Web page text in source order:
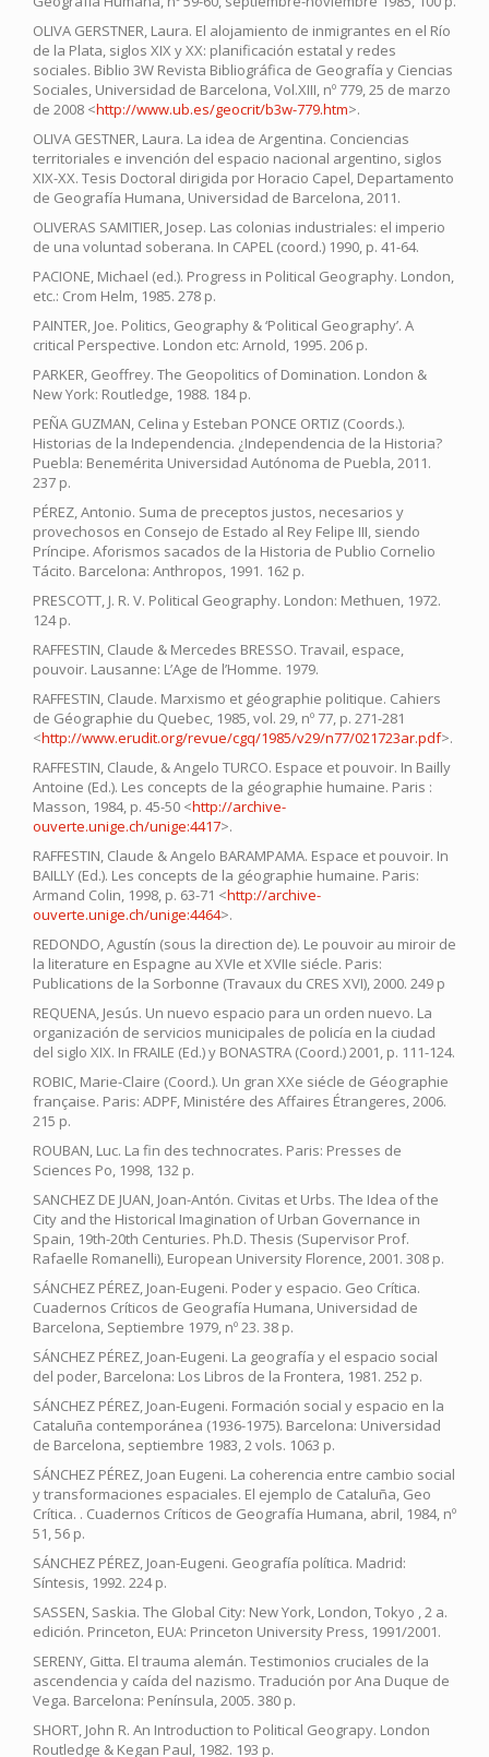
OLIVA GERSTNER, Laura. El alojamiento de inmigrantes en el Río
de la Plata, siglos XIX y XX: planificación estatal y redes
sociales. Biblio 3W Revista Bibliográfica de Geografía y Ciencias
Sociales, Universidad de Barcelona, Vol.XIII, nº 779, 25 de marzo
de 2008 <http://www.ub.es/geocrit/b3w-779.htm>.
OLIVA GESTNER, Laura. La idea de Argentina. Conciencias
territoriales e invención del espacio nacional argentino, siglos
XIX-XX. Tesis Doctoral dirigida por Horacio Capel, Departamento
de Geografía Humana, Universidad de Barcelona, 2011.
OLIVERAS SAMITIER, Josep. Las colonias industriales: el imperio
de una voluntad soberana. In CAPEL (coord.) 1990, p. 41-64.
PACIONE, Michael (ed.). Progress in Political Geography. London,
etc.: Crom Helm, 1985. 278 p.
PAINTER, Joe. Politics, Geography & ‘Political Geography’. A
critical Perspective. London etc: Arnold, 1995. 206 p.
PARKER, Geoffrey. The Geopolitics of Domination. London &
New York: Routledge, 1988. 184 p.
PEÑA GUZMAN, Celina y Esteban PONCE ORTIZ (Coords.).
Historias de la Independencia. ¿Independencia de la Historia?
Puebla: Benemérita Universidad Autónoma de Puebla, 2011.
237 p.
PÉREZ, Antonio. Suma de preceptos justos, necesarios y
provechosos en Consejo de Estado al Rey Felipe III, siendo
Príncipe. Aforismos sacados de la Historia de Publio Cornelio
Tácito. Barcelona: Anthropos, 1991. 162 p.
PRESCOTT, J. R. V. Political Geography. London: Methuen, 1972.
124 p.
RAFFESTIN, Claude & Mercedes BRESSO. Travail, espace,
pouvoir. Lausanne: L’Age de l’Homme. 1979.
RAFFESTIN, Claude. Marxismo et géographie politique. Cahiers
de Géographie du Quebec, 1985, vol. 29, nº 77, p. 271-281
<http://www.erudit.org/revue/cgq/1985/v29/n77/021723ar.pdf>.
RAFFESTIN, Claude, & Angelo TURCO. Espace et pouvoir. In Bailly
Antoine (Ed.). Les concepts de la géographie humaine. Paris :
Masson, 1984, p. 45-50 <http://archive-
ouverte.unige.ch/unige:4417>.
RAFFESTIN, Claude & Angelo BARAMPAMA. Espace et pouvoir. In
BAILLY (Ed.). Les concepts de la géographie humaine. Paris:
Armand Colin, 1998, p. 63-71 <http://archive-
ouverte.unige.ch/unige:4464>.
REDONDO, Agustín (sous la direction de). Le pouvoir au miroir de
la literature en Espagne au XVIe et XVIIe siécle. Paris:
Publications de la Sorbonne (Travaux du CRES XVI), 2000. 249 p
REQUENA, Jesús. Un nuevo espacio para un orden nuevo. La
organización de servicios municipales de policía en la ciudad
del siglo XIX. In FRAILE (Ed.) y BONASTRA (Coord.) 2001, p. 111-124.
ROBIC, Marie-Claire (Coord.). Un gran XXe siécle de Géographie
française. Paris: ADPF, Ministére des Affaires Étrangeres, 2006.
215 p.
ROUBAN, Luc. La fin des technocrates. Paris: Presses de
Sciences Po, 1998, 132 p.
SANCHEZ DE JUAN, Joan-Antón. Civitas et Urbs. The Idea of the
City and the Historical Imagination of Urban Governance in
Spain, 19th-20th Centuries. Ph.D. Thesis (Supervisor Prof.
Rafaelle Romanelli), European University Florence, 2001. 308 p.
SÁNCHEZ PÉREZ, Joan-Eugeni. Poder y espacio. Geo Crítica.
Cuadernos Críticos de Geografía Humana, Universidad de
Barcelona, Septiembre 1979, nº 23. 38 p.
SÁNCHEZ PÉREZ, Joan-Eugeni. La geografía y el espacio social
del poder, Barcelona: Los Libros de la Frontera, 1981. 252 p.
SÁNCHEZ PÉREZ, Joan-Eugeni. Formación social y espacio en la
Cataluña contemporánea (1936-1975). Barcelona: Universidad
de Barcelona, septiembre 1983, 2 vols. 1063 p.
SÁNCHEZ PÉREZ, Joan Eugeni. La coherencia entre cambio social
y transformaciones espaciales. El ejemplo de Cataluña, Geo
Crítica. . Cuadernos Críticos de Geografía Humana, abril, 1984, nº
51, 56 p.
SÁNCHEZ PÉREZ, Joan-Eugeni. Geografía política. Madrid:
Síntesis, 1992. 224 p.
SASSEN, Saskia. The Global City: New York, London, Tokyo , 2 a.
edición. Princeton, EUA: Princeton University Press, 1991/2001.
SERENY, Gitta. El trauma alemán. Testimonios cruciales de la
ascendencia y caída del nazismo. Tradución por Ana Duque de
Vega. Barcelona: Península, 2005. 380 p.
SHORT, John R. An Introduction to Political Geograpy. London
Routledge & Kegan Paul, 1982. 193 p.